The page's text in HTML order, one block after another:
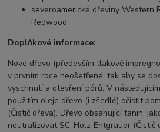
severoamerické dřeviny Western
Redwood
Doplňkové informace:
Nové dřevo (především tlakově
v prvním roce neošetřené, tak aby se
vyschnutí a otevření pórů. V
použitím oleje dřevo (i zšedlé) očistit
(Čistič dřeva). Dřevo obsahující tanin,
neutralizovat SC-Holz-Entgrauer (Čistič